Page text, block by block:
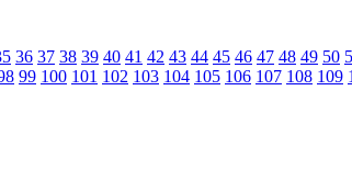
36 37 38 39 40 41 42 43 44 45 46 47 48 49 50
99 100 101 102 103 104 105 106 107 108 109